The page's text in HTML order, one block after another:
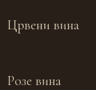
Црвени вина
Розе вина